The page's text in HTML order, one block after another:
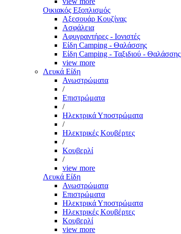
Οικιακός Εξοπλισμός
Αξεσουάρ Κουζίνας
Ασφάλεια
Αφυγραντήρες - Ιονιστές
Είδη Camping - Θαλάσσης
Είδη Camping - Ταξιδιού - Θαλάσσης
view more
Λευκά Είδη
Ανωστρώματα
/
Επιστρώματα
/
Ηλεκτρικά Υποστρώματα
/
Ηλεκτρικές Κουβέρτες
/
Κουβερλί
/
view more
Λευκά Είδη
Ανωστρώματα
Επιστρώματα
Ηλεκτρικά Υποστρώματα
Ηλεκτρικές Κουβέρτες
Κουβερλί
view more